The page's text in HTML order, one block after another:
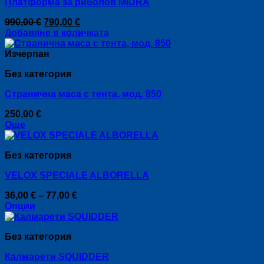
page
The
may
be
chosen
on
product
page
Платформа за риболов MIURA
990,00€ Original
price
was:
990,00 €.
790,00 €Текущата
цена
е:
Добавяне в количката
Изчерпан
Без категория
Странична маса с тента, мод. 850
250,00 €
Още
Без категория
VELOX SPECIALE ALBORELLA
36,00 € – 77,00 €Price
36,00 €
Опции
This
has
variants.
Без категория
Калмарети SQUIDDER